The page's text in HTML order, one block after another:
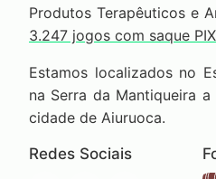
Produtos Terapêuticos e
3.247 jogos com saque
Estamos localizados no
na Serra da Mantiqueira
cidade de Aiuruoca.
Redes Sociais